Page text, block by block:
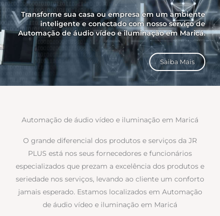
Transforme sua casa ou empresa em um ambiente
inteligente e conectado com nosso serviço de
Automação de áudio vídeo e iluminação em Maricá.
Saiba Mais
Automação de áudio vídeo e iluminação em Maricá
O grande diferencial dos produtos e serviços da JR
PLUS está nos seus fornecedores e funcionários
especializados que prezam a excelência dos produtos e
seriedade nos serviços, levando ao cliente um conforto
jamais esperado. Estamos localizados em Automação
de áudio vídeo e iluminação em Maricá